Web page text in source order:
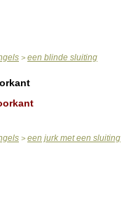
> een blinde sluiting
> een jurk met een sluiting